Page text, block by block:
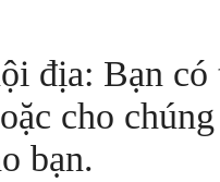
địa: Bạn có
cho
bạn.